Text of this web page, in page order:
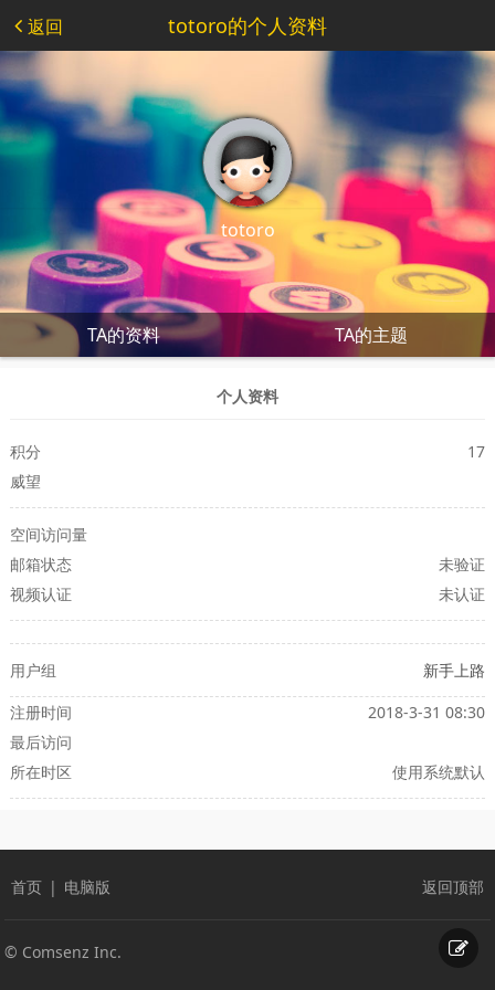
返回 totoro的个人资料
totoro
TA的资料 TA的主题
个人资料
积分
17
威望
空间访问量
邮箱状态
未验证
视频认证
未认证
用户组
新手上路
注册时间
2018-3-31 08:30
最后访问
所在时区
使用系统默认
首页 | 电脑版 返回顶部
© Comsenz Inc.